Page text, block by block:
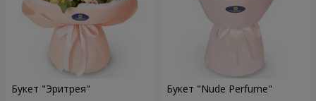
Букет "Эритрея" Букет "Nude Perfume"